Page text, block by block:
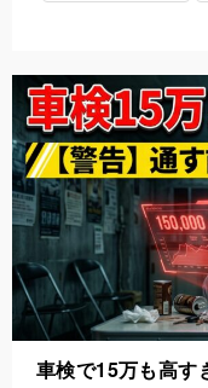
車検で15万も高す